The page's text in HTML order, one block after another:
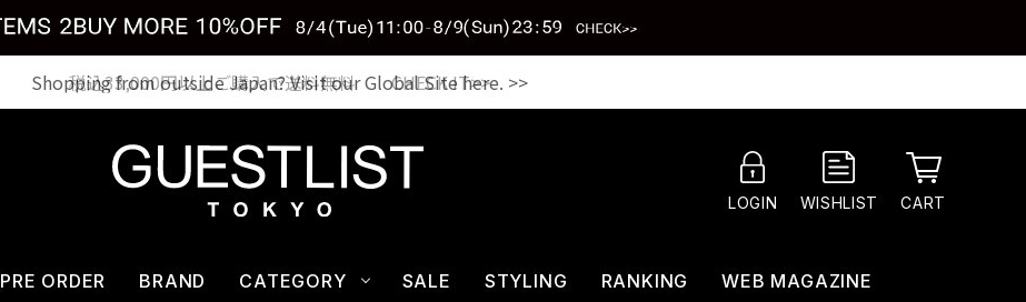
税込33,000円以上ご購入で送料無料 CHECK IT>>
LOGIN WISHLIST CART
PRE ORDER BRAND CATEGORY SALE STYLING RANKING WEB MAGAZINE